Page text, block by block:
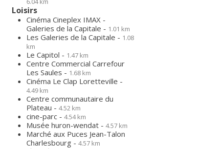
Loisirs
Cinéma Cineplex IMAX -
Galeries de la Capitale - 1.01 km
Les Galeries de la Capitale - 1.08
km
Le Capitol - 1.47 km
Centre Commercial Carrefour
Les Saules - 1.68 km
Cinéma Le Clap Loretteville -
4.49 km
Centre communautaire du
Plateau - 4.52 km
cine-parc - 4.54 km
Musée huron-wendat - 4.57 km
Marché aux Puces Jean-Talon
Charlesbourg - 4.57 km